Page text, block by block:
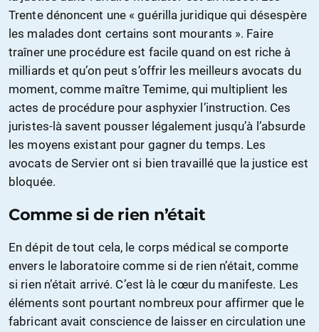
Trente dénoncent une « guérilla juridique qui désespère
les malades dont certains sont mourants ». Faire
traîner une procédure est facile quand on est riche à
milliards et qu’on peut s’offrir les meilleurs avocats du
moment, comme maître Temime, qui multiplient les
actes de procédure pour asphyxier l’instruction. Ces
juristes-là savent pousser légalement jusqu’à l’absurde
les moyens existant pour gagner du temps. Les
avocats de Servier ont si bien travaillé que la justice est
bloquée.
Comme si de rien n’était
En dépit de tout cela, le corps médical se comporte
envers le laboratoire comme si de rien n’était, comme
si rien n’était arrivé. C’est là le cœur du manifeste. Les
éléments sont pourtant nombreux pour affirmer que le
fabricant avait conscience de laisser en circulation une